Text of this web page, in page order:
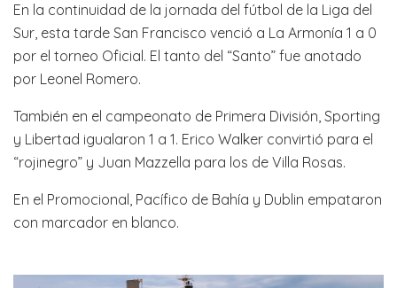
En la continuidad de la jornada del fútbol de la Liga del
Sur, esta tarde San Francisco venció a La Armonía 1 a 0
por el torneo Oficial. El tanto del “Santo” fue anotado
por Leonel Romero.
También en el campeonato de Primera División, Sporting
y Libertad igualaron 1 a 1. Erico Walker convirtió para el
“rojinegro” y Juan Mazzella para los de Villa Rosas.
En el Promocional, Pacífico de Bahía y Dublin empataron
con marcador en blanco.